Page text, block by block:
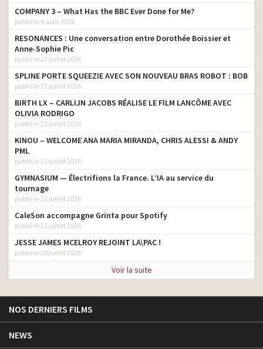
COMPANY 3 – What Has the BBC Ever Done for Me?
publié le 4 août 2026
RESONANCES : Une conversation entre Dorothée Boissier et
Anne-Sophie Pic
publié le 27 juillet 2026
SPLINE PORTE SQUEEZIE AVEC SON NOUVEAU BRAS ROBOT : BOB
publié le 23 juillet 2026
BIRTH LX – CARLIJN JACOBS RÉALISE LE FILM LANCÔME AVEC
OLIVIA RODRIGO
publié le 23 juillet 2026
KINOU – WELCOME ANA MARIA MIRANDA, CHRIS ALESSI & ANDY
PML
publié le 21 juillet 2026
GYMNASIUM — Électrifions la France. L’IA au service du
tournage
publié le 21 juillet 2026
CaleSon accompagne Grinta pour Spotify
publié le 21 juillet 2026
JESSE JAMES MCELROY REJOINT LA\PAC !
publié le 20 juillet 2026
Voir la suite
NOS DERNIERS FILMS
NEWS